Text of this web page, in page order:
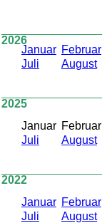
2026
Januar Februar
Juli
August
2025
Januar Februar
Juli
August
2022
Januar Februar
Juli
August